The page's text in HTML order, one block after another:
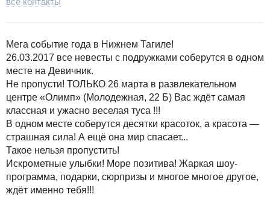
Мега событие года в Нижнем Тагиле!
26.03.2017 все невесты с подружками соберутся в одном
месте на Девичник.
Не пропусти! ТОЛЬКО 26 марта в развлекательном
центре «Олимп» (Молодежная, 22 Б) Вас ждёт самая
классная и ужасно веселая туса !!!
В одном месте соберутся десятки красоток, а красота —
страшная сила! А ещё она мир спасает...
Такое нельзя пропустить!
Искрометные улыбки! Море позитива! Жаркая шоу-
программа, подарки, сюрпризы и многое многое другое,
ждёт именно тебя!!!